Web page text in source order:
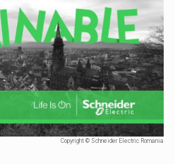
Copyright © Schneider Electric Romania